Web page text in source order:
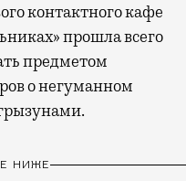
прошла всего
предметом
о негуманном
НИЖЕ